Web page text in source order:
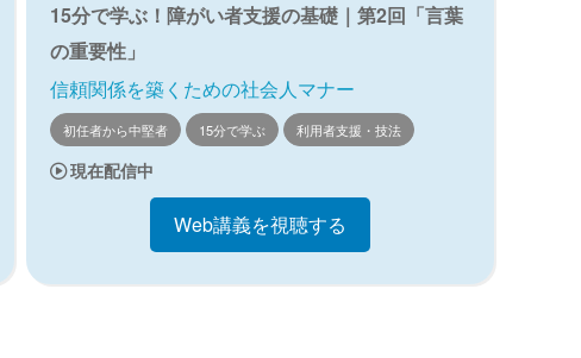
15分で学ぶ！障がい者支援の基礎｜第2回「言葉
の重要性」
信頼関係を築くための社会人マナー
初任者から中堅者 15分で学ぶ 利用者支援・技法
現在配信中
Web講義を視聴する